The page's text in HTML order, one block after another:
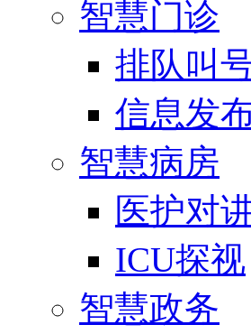
智慧门诊
排队叫
信息发
智慧病房
医护对
ICU探视
智慧政务